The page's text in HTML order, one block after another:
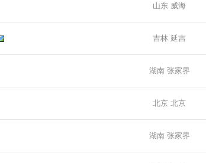
山东 威海
吉林 延吉
湖南 张家界
北京 北京
湖南 张家界